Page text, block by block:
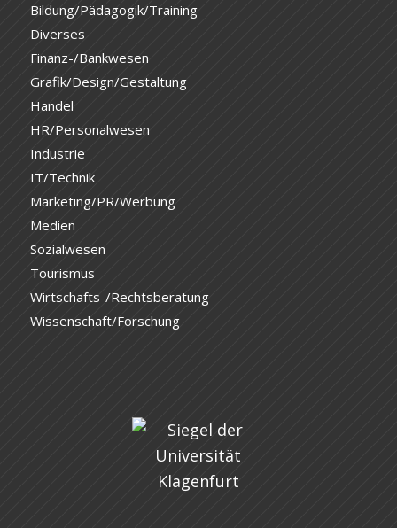
Bildung/Pädagogik/Training
Diverses
Finanz-/Bankwesen
Grafik/Design/Gestaltung
Handel
HR/Personalwesen
Industrie
IT/Technik
Marketing/PR/Werbung
Medien
Sozialwesen
Tourismus
Wirtschafts-/Rechtsberatung
Wissenschaft/Forschung